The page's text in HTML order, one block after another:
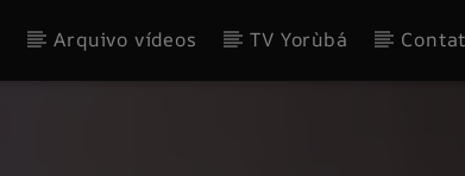
Arquivo vídeos TV Yorùbá